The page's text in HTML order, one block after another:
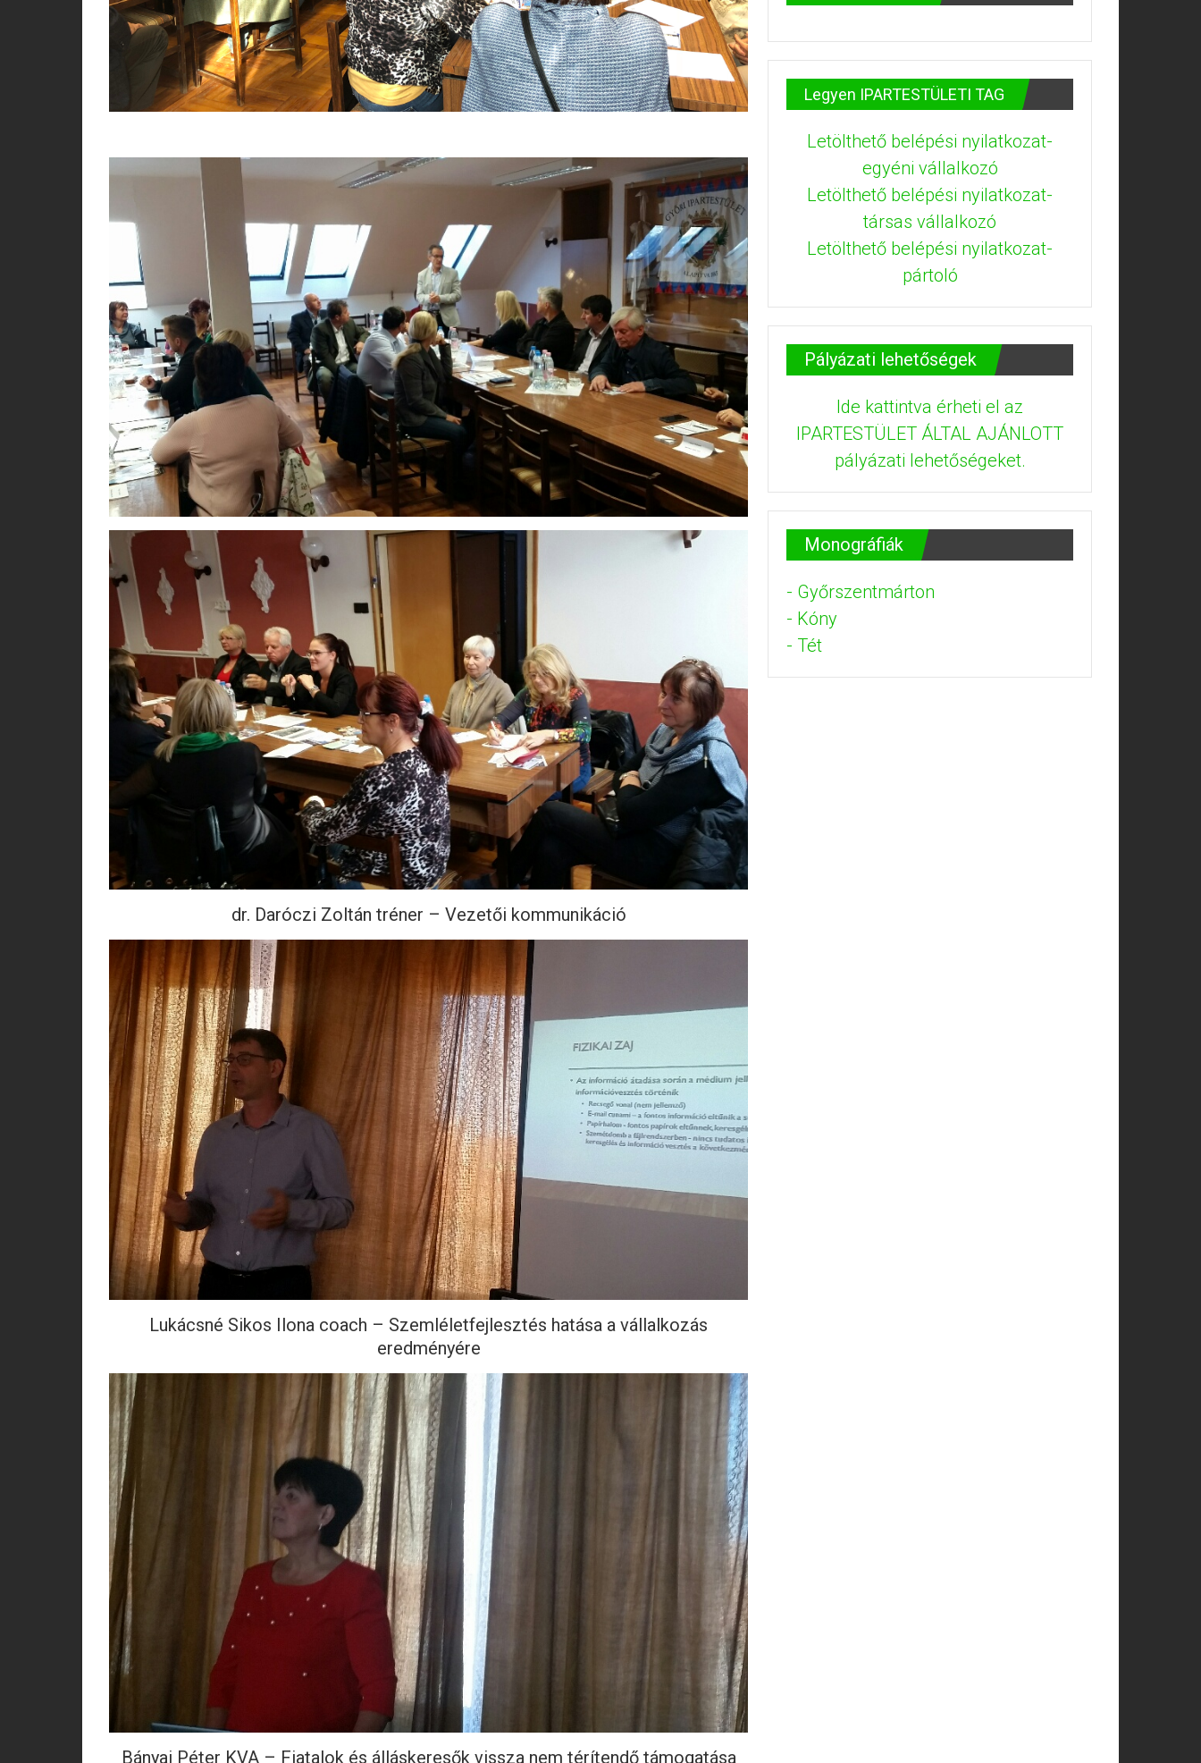
dr. Daróczi Zoltán tréner – Vezetői kommunikáció
Lukácsné Sikos Ilona coach – Szemléletfejlesztés hatása a vállalkozás
eredményére
Bányai Péter KVA – Fiatalok és álláskeresők vissza nem térítendő támogatása
Legyen IPARTESTÜLETI TAG
Letölthető belépési nyilatkozat-
egyéni vállalkozó
Letölthető belépési nyilatkozat-
társas vállalkozó
Letölthető belépési nyilatkozat-
pártoló
Pályázati lehetőségek
Ide kattintva érheti el az
IPARTESTÜLET ÁLTAL AJÁNLOTT
pályázati lehetőségeket.
Monográfiák
- Győrszentmárton
- Kóny
- Tét